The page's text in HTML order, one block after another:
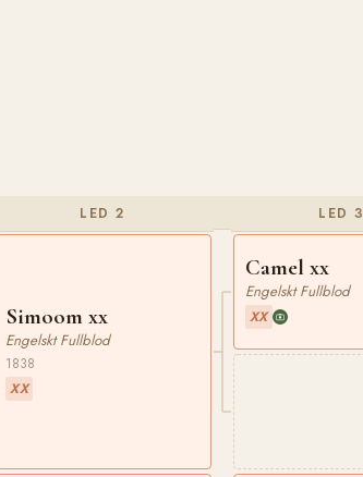
LED 2
Simoom xx
Engelskt Fullblod
1838
XX
LED 3
Camel xx
Engelskt Fullblod
XX